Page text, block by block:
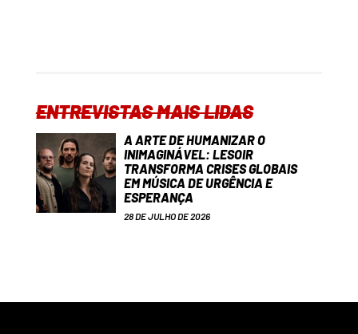
ENTREVISTAS MAIS LIDAS
A ARTE DE HUMANIZAR O
INIMAGINÁVEL: LESOIR
TRANSFORMA CRISES GLOBAIS
EM MÚSICA DE URGÊNCIA E
ESPERANÇA
28 DE JULHO DE 2026